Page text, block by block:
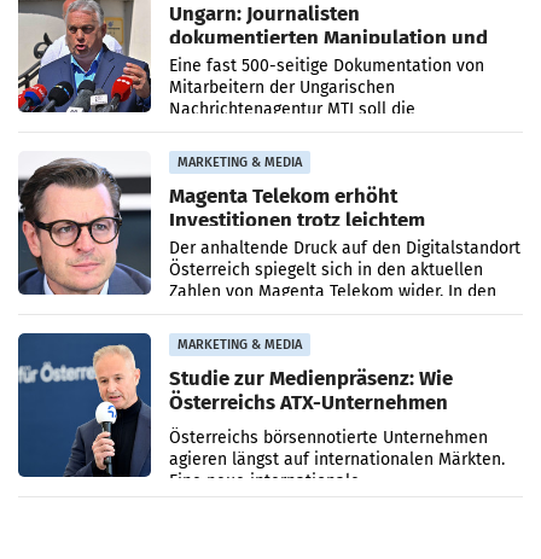
Ungarn: Journalisten
dokumentierten Manipulation und
Zensur
Eine fast 500-seitige Dokumentation von
Mitarbeitern der Ungarischen
Nachrichtenagentur MTI soll die
systematische Nachrichten-Manipulation und
Zensur bei der Agentur während der Zeit
MARKETING & MEDIA
Magenta Telekom erhöht
Investitionen trotz leichtem
Umsatzrückgang
Der anhaltende Druck auf den Digitalstandort
Österreich spiegelt sich in den aktuellen
Zahlen von Magenta Telekom wider. In den
ersten sechs Monaten des laufenden Jahres
verzeichnete
MARKETING & MEDIA
Studie zur Medienpräsenz: Wie
Österreichs ATX-Unternehmen
international wahrgenommen
werden
Österreichs börsennotierte Unternehmen
agieren längst auf internationalen Märkten.
Eine neue internationale
Medienresonanzanalyse untersucht die